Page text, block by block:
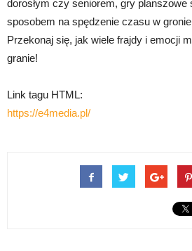
dorosłym czy seniorem, gry planszowe
sposobem na spędzenie czasu w
Przekonaj się, jak wiele frajdy i emocji
granie!
Link tagu HTML:
https://e4media.pl/